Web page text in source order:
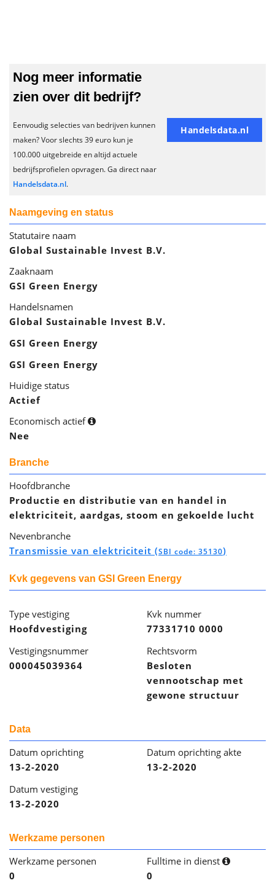
Nog meer informatie
zien over dit bedrijf?
Eenvoudig selecties van bedrijven kunnen
maken? Voor slechts 39 euro kun je
100.000 uitgebreide en altijd actuele
bedrijfsprofielen opvragen. Ga direct naar
Handelsdata.nl.
Handelsdata.nl
Naamgeving en status
Statutaire naam
Global Sustainable Invest B.V.
Zaaknaam
GSI Green Energy
Handelsnamen
Global Sustainable Invest B.V.
GSI Green Energy
GSI Green Energy
Huidige status
Actief
Economisch actief
Nee
Branche
Hoofdbranche
Productie en distributie van en handel in
elektriciteit, aardgas, stoom en gekoelde lucht
Nevenbranche
Transmissie van elektriciteit (SBI code: 35130)
Kvk gegevens van GSI Green Energy
Type vestiging
Hoofdvestiging
Kvk nummer
77331710 0000
Vestigingsnummer
000045039364
Rechtsvorm
Besloten
vennootschap met
gewone structuur
Data
Datum oprichting
13-2-2020
Datum oprichting akte
13-2-2020
Datum vestiging
13-2-2020
Werkzame personen
Werkzame personen
0
Fulltime in dienst
0